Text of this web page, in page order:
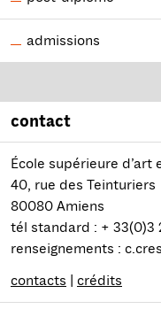
admissions
contact
École supérieure d’art
40, rue des Teinturiers
80080 Amiens
tél standard : + 33(0)3
renseignements :
contacts
crédits